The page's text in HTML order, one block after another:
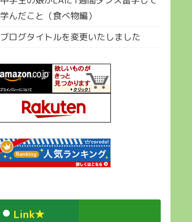
学んだこと（食べ物編）
ブログタイトルを変更いたしました
Link★